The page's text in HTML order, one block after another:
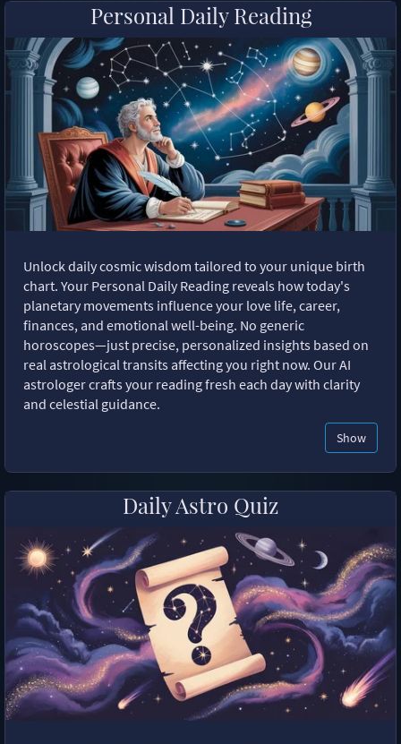
Personal Daily Reading
Unlock daily cosmic wisdom tailored to your unique birth
chart. Your Personal Daily Reading reveals how today's
planetary movements influence your love life, career,
finances, and emotional well-being. No generic
horoscopes—just precise, personalized insights based on
real astrological transits affecting you right now. Our AI
astrologer crafts your reading fresh each day with clarity
and celestial guidance.
Show
Daily Astro Quiz